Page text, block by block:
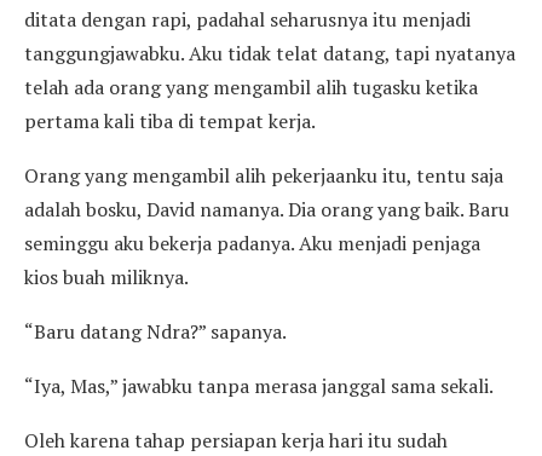
ditata dengan rapi, padahal seharusnya itu menjadi
tanggungjawabku. Aku tidak telat datang, tapi nyatanya
telah ada orang yang mengambil alih tugasku ketika
pertama kali tiba di tempat kerja.
Orang yang mengambil alih pekerjaanku itu, tentu saja
adalah bosku, David namanya. Dia orang yang baik. Baru
seminggu aku bekerja padanya. Aku menjadi penjaga
kios buah miliknya.
“Baru datang Ndra?” sapanya.
“Iya, Mas,” jawabku tanpa merasa janggal sama sekali.
Oleh karena tahap persiapan kerja hari itu sudah